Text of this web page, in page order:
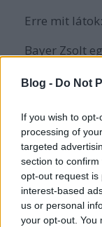
Blog - Do Not
If you wish to
processing of
targeted
section to
opt-out request is
interest-based
us or personal
your opt-out. You
Erre mit látok:
Bayer Zsolt
Yael apukája
B-középbe.
Schmidt
magyarázta
egy
pöcemaca.